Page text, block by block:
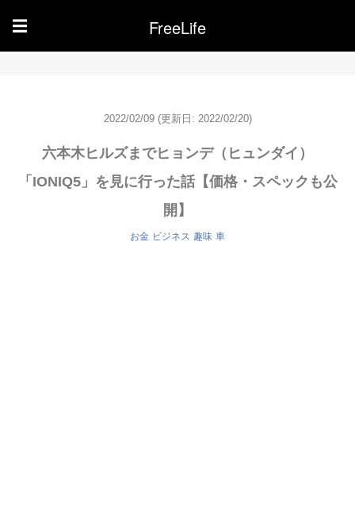
☰ FreeLife
2022/02/09 (更新日: 2022/02/20)
六本木ヒルズまでヒョンデ（ヒュンダイ）
「IONIQ5」を見に行った話【価格・スペックも公
開】
お金 ビジネス 趣味 車